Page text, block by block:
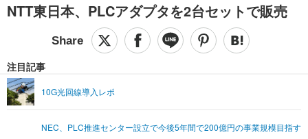
IT・デジタルTOP スマートフォン
ネタ ガジェット・ツール
SPEED TEST
エンタメ
音楽 スポーツ
ライフ
ペット ショッピング
リリース一覧
プッシュ通知の停止方法
NTT東日本、PLCアダプタを2台セットで販売
注目記事
10G光回線導入レポ
NEC、PLC推進センター設立で今後5年間で200億円の事業規模目指す